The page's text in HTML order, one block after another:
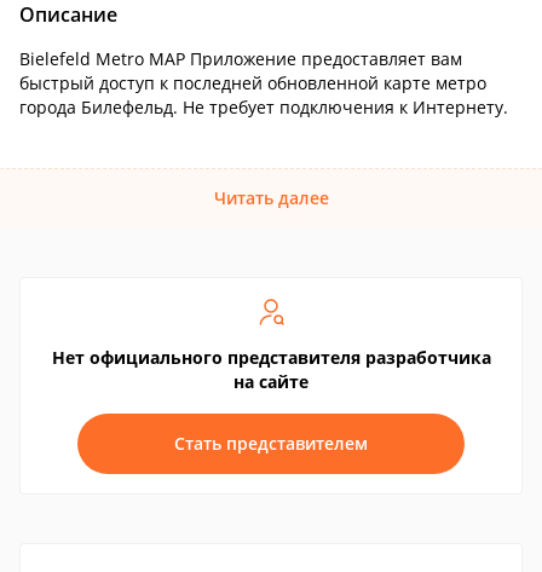
Описание
Bielefeld Metro MAP Приложение предоставляет вам
быстрый доступ к последней обновленной карте метро
города Билефельд. Не требует подключения к Интернету.
Читать далее
Нет официального представителя разработчика
на сайте
Стать представителем